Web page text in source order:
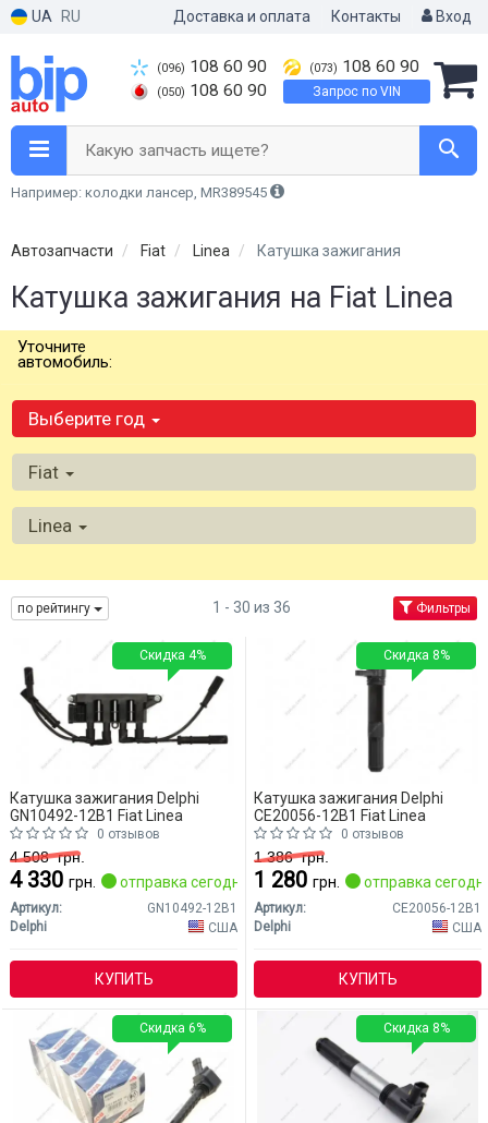
UA RU Доставка и оплата Контакты Вход
(096) 108 60 90
(050) 108 60 90
(073) 108 60 90
Запрос по VIN
Какую запчасть ищете?
Например: колодки лансер, MR389545
Автозапчасти Fiat Linea Катушка зажигания
Катушка зажигания на Fiat Linea
Уточните
автомобиль:
Выберите год
Fiat
Linea
по рейтингу 1 - 30 из 36 Фильтры
Катушка зажигания Delphi
GN10492-12B1 Fiat Linea
0 отзывов
4 508грн.
4 330 грн. отправка сегодня
Артикул:
GN10492-12B1
Delphi
США
КУПИТЬ
Скидка 4%
Катушка зажигания Delphi
CE20056-12B1 Fiat Linea
0 отзывов
1 386грн.
1 280 грн. отправка
Артикул:
CE20056-12B1
Delphi
США
КУПИТЬ
Скидка 8%
Скидка 6% Скидка 8%